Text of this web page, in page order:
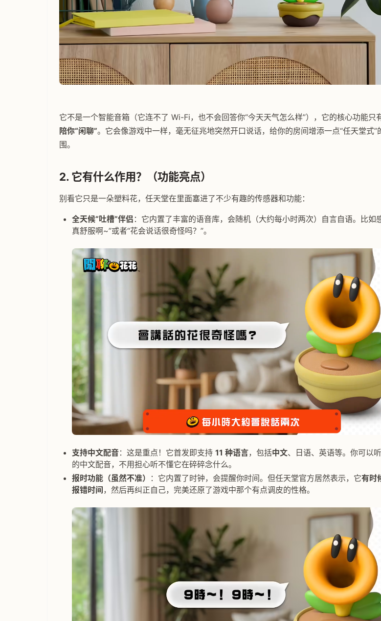
它不是一个智能音箱（它连不了 Wi-Fi，也不会回答你“今天天气怎么样”），它的核心功能只
陪你“闲聊”。它会像游戏中一样，毫无征兆地突然开口说话，给你的房间增添一点“任天堂式”
围。
2. 它有什么作用？（功能亮点）
别看它只是一朵塑料花，任天堂在里面塞进了不少有趣的传感器和功能：
全天候“吐槽”伴侣 ：它内置了丰富的语音库，会随机（大约每小时两次）自言自语。比如
真舒服啊~”或者“花会说话很奇怪吗？”。
支持中文配音：这是重点！它首发即支持 11 种语言，包括中文、日语、英语等。你可以
的中文配音，不用担心听不懂它在碎碎念什么。
报时功能（虽然不准）
：它内置了时钟，会提醒你时间。但任天堂官方居然表示，它有时
报错时间 ，然后再纠正自己，完美还原了游戏中那个有点调皮的性格。